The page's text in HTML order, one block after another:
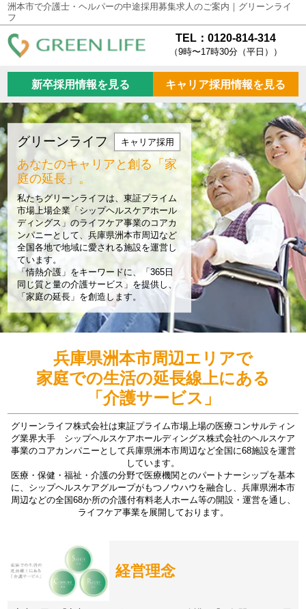
洲本市で介護士・ヘルパーの中途採用募集求人のご案内｜グリーンライ
フ
TEL：0120-814-314
（9時〜17時30分（平日））
新卒採用情報を見る キャリア採用情報を見る
グリーンライフ キャリア採用
あなたのキャリアと創る「家
庭の延長」。
私たちグリーンライフは、東証プライム
市場上場企業「シップヘルスケアホール
ディングス」のライフケア事業のコアカ
ンパニーとして、兵庫県洲本市周辺など
全国各地で地域に愛される施設を運営し
ています。
「情熱介護」をキーワードに、「365日
同じ質と量の介護サービス」を提供し、
「家庭の延長」を創造します。
兵庫県洲本市周辺エリアで
家庭での生活の延長線上にある
「介護サービス」
グリーンライフ株式会社は東証プライム市場上場の医療コンサルティン
グ業界大手 シップヘルスケアホールディングス株式会社のヘルスケア
事業のコアカンパニーとして兵庫県洲本市周辺など全国に68施設を運営
しています。
医療・保健・福祉・介護の分野で医療機関とのパートナーシップを基本
に、シップヘルスケアグループがもつノウハウを融合し、兵庫県洲本市
周辺などの全国68か所の介護付有料老人ホーム等の開設・運営を通し、
ライフケア事業を展開しております。
経営理念